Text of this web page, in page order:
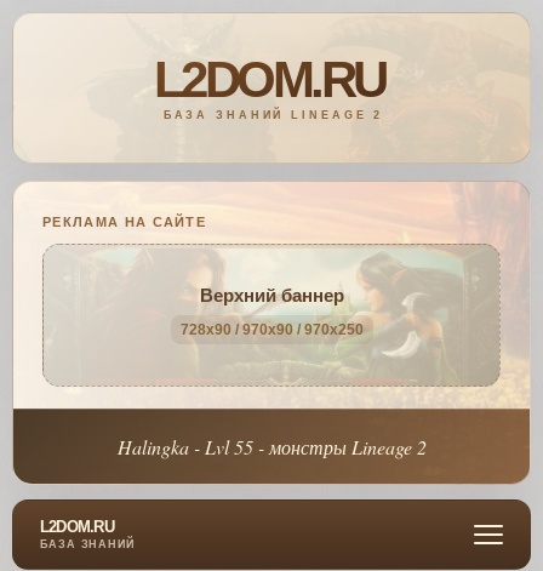
РЕКЛАМА НА САЙТЕ
Верхний баннер
728x90 / 970x90 / 970x250
Halingka - Lvl 55 - монстры Lineage 2
L2DOM.RU
БАЗА ЗНАНИЙ